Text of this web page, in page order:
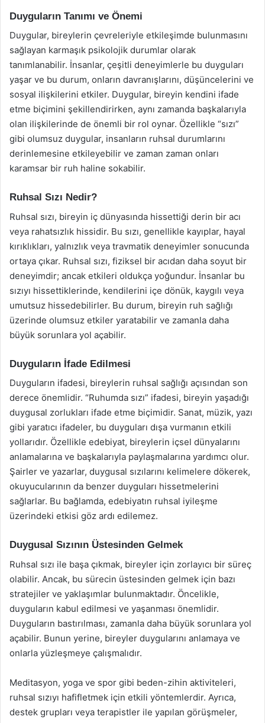
Duyguların Tanımı ve Önemi
Duygular, bireylerin çevreleriyle etkileşimde bulunmasını
sağlayan karmaşık psikolojik durumlar olarak
tanımlanabilir. İnsanlar, çeşitli deneyimlerle bu duyguları
yaşar ve bu durum, onların davranışlarını, düşüncelerini ve
sosyal ilişkilerini etkiler. Duygular, bireyin kendini ifade
etme biçimini şekillendirirken, aynı zamanda başkalarıyla
olan ilişkilerinde de önemli bir rol oynar. Özellikle “sızı”
gibi olumsuz duygular, insanların ruhsal durumlarını
derinlemesine etkileyebilir ve zaman zaman onları
karamsar bir ruh haline sokabilir.
Ruhsal Sızı Nedir?
Ruhsal sızı, bireyin iç dünyasında hissettiği derin bir acı
veya rahatsızlık hissidir. Bu sızı, genellikle kayıplar, hayal
kırıklıkları, yalnızlık veya travmatik deneyimler sonucunda
ortaya çıkar. Ruhsal sızı, fiziksel bir acıdan daha soyut bir
deneyimdir; ancak etkileri oldukça yoğundur. İnsanlar bu
sızıyı hissettiklerinde, kendilerini içe dönük, kaygılı veya
umutsuz hissedebilirler. Bu durum, bireyin ruh sağlığı
üzerinde olumsuz etkiler yaratabilir ve zamanla daha
büyük sorunlara yol açabilir.
Duyguların İfade Edilmesi
Duyguların ifadesi, bireylerin ruhsal sağlığı açısından son
derece önemlidir. “Ruhumda sızı” ifadesi, bireyin yaşadığı
duygusal zorlukları ifade etme biçimidir. Sanat, müzik, yazı
gibi yaratıcı ifadeler, bu duyguları dışa vurmanın etkili
yollarıdır. Özellikle edebiyat, bireylerin içsel dünyalarını
anlamalarına ve başkalarıyla paylaşmalarına yardımcı olur.
Şairler ve yazarlar, duygusal sızılarını kelimelere dökerek,
okuyucularının da benzer duyguları hissetmelerini
sağlarlar. Bu bağlamda, edebiyatın ruhsal iyileşme
üzerindeki etkisi göz ardı edilemez.
Duygusal Sızının Üstesinden Gelmek
Ruhsal sızı ile başa çıkmak, bireyler için zorlayıcı bir süreç
olabilir. Ancak, bu sürecin üstesinden gelmek için bazı
stratejiler ve yaklaşımlar bulunmaktadır. Öncelikle,
duyguların kabul edilmesi ve yaşanması önemlidir.
Duyguların bastırılması, zamanla daha büyük sorunlara yol
açabilir. Bunun yerine, bireyler duygularını anlamaya ve
onlarla yüzleşmeye çalışmalıdır.
Meditasyon, yoga ve spor gibi beden-zihin aktiviteleri,
ruhsal sızıyı hafifletmek için etkili yöntemlerdir. Ayrıca,
destek grupları veya terapistler ile yapılan görüşmeler,